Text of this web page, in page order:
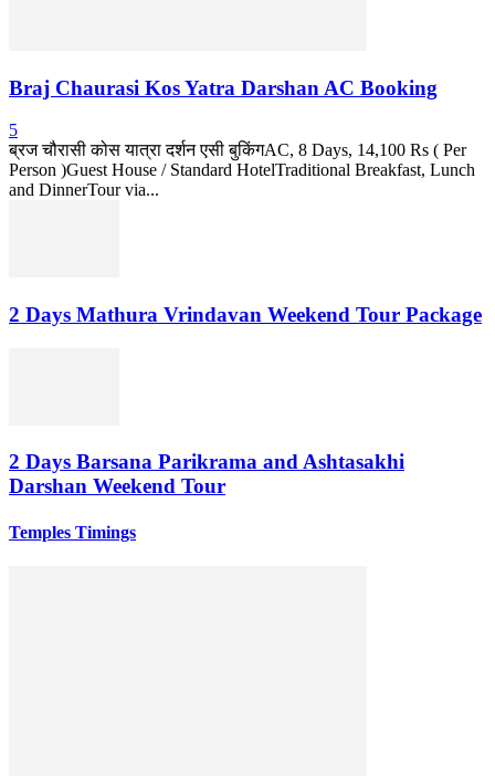
Braj Chaurasi Kos Yatra Darshan AC Booking
5
ब्रज चौरासी कोस यात्रा दर्शन एसी बुकिंगAC, 8 Days, 14,100 Rs ( Per
Person )Guest House / Standard HotelTraditional Breakfast, Lunch
and DinnerTour via...
2 Days Mathura Vrindavan Weekend Tour Package
2 Days Barsana Parikrama and Ashtasakhi
Darshan Weekend Tour
Temples Timings